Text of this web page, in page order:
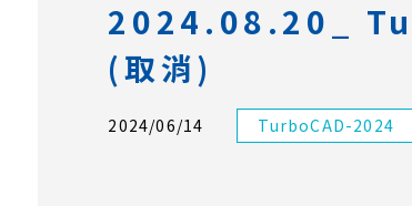
2024.08.20_
(取消)
2024/06/14 TurboCAD-2024